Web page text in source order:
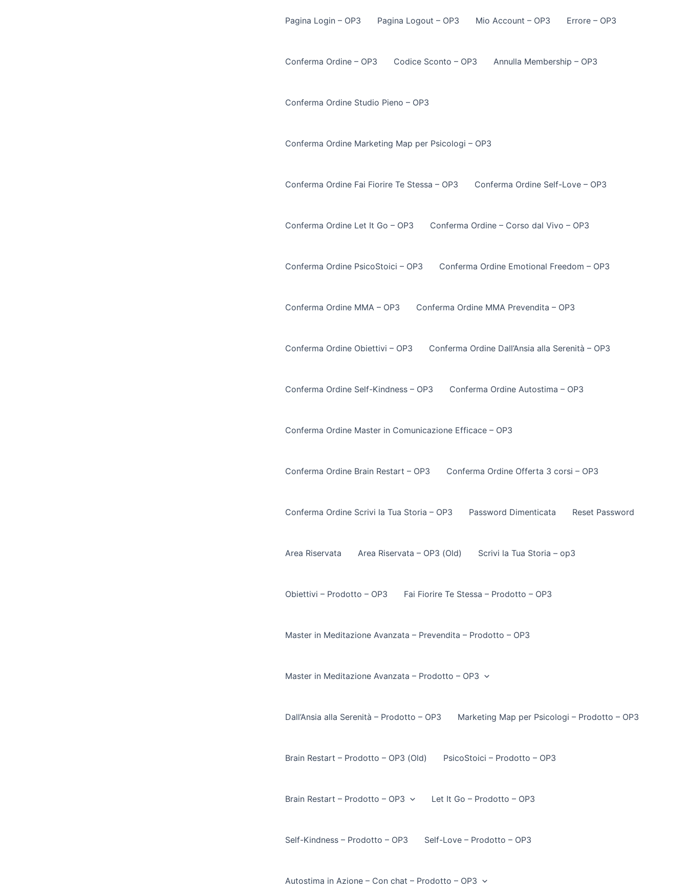
Pagina Login – OP3 Pagina Logout – OP3 Mio Account – OP3 Errore – OP3
Conferma Ordine – OP3 Codice Sconto – OP3 Annulla Membership – OP3
Conferma Ordine Studio Pieno – OP3
Conferma Ordine Marketing Map per Psicologi – OP3
Conferma Ordine Fai Fiorire Te Stessa – OP3 Conferma Ordine Self-Love – OP3
Conferma Ordine Let It Go – OP3 Conferma Ordine – Corso dal Vivo – OP3
Conferma Ordine PsicoStoici – OP3 Conferma Ordine Emotional Freedom – OP3
Conferma Ordine MMA – OP3 Conferma Ordine MMA Prevendita – OP3
Conferma Ordine Obiettivi – OP3 Conferma Ordine Dall’Ansia alla Serenità – OP3
Conferma Ordine Self-Kindness – OP3 Conferma Ordine Autostima – OP3
Conferma Ordine Master in Comunicazione Efficace – OP3
Conferma Ordine Brain Restart – OP3 Conferma Ordine Offerta 3 corsi – OP3
Conferma Ordine Scrivi la Tua Storia – OP3 Password Dimenticata Reset Password
Area Riservata Area Riservata – OP3 (Old) Scrivi la Tua Storia – op3
Obiettivi – Prodotto – OP3 Fai Fiorire Te Stessa – Prodotto – OP3
Master in Meditazione Avanzata – Prevendita – Prodotto – OP3
Master in Meditazione Avanzata – Prodotto – OP3
Dall’Ansia alla Serenità – Prodotto – OP3 Marketing Map per Psicologi – Prodotto – OP3
Brain Restart – Prodotto – OP3 (Old) PsicoStoici – Prodotto – OP3
Brain Restart – Prodotto – OP3 Let It Go – Prodotto – OP3
Self-Kindness – Prodotto – OP3 Self-Love – Prodotto – OP3
Autostima in Azione – Con chat – Prodotto – OP3